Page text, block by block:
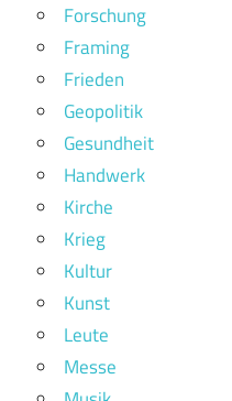
Forschung
Framing
Frieden
Geopolitik
Gesundheit
Handwerk
Kirche
Krieg
Kultur
Kunst
Leute
Messe